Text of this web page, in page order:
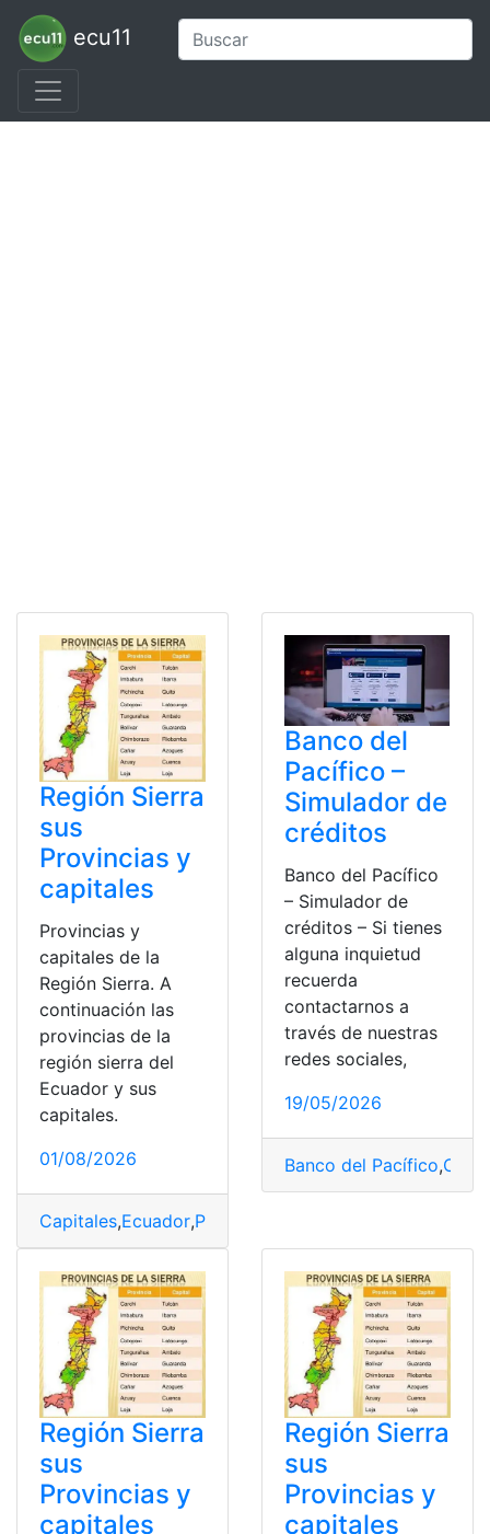
ecu11
Región Sierra
sus
Provincias y
capitales
Provincias y
capitales de la
Región Sierra. A
continuación las
provincias de la
región sierra del
Ecuador y sus
capitales.
01/08/2026
Capitales,Ecuador,Provincias
Banco del
Pacífico –
Simulador de
créditos
Banco del Pacífico
– Simulador de
créditos – Si tienes
alguna inquietud
recuerda
contactarnos a
través de nuestras
redes sociales,
19/05/2026
Banco del Pacífico,
Región Sierra
sus
Provincias y
capitales
Región Sierra
sus
Provincias y
capitales